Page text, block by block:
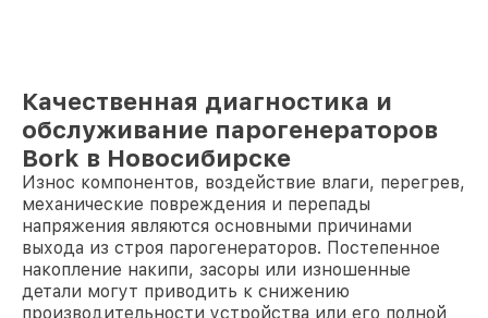
Качественная диагностика и
обслуживание парогенераторов
Bork в Новосибирске
Износ компонентов, воздействие влаги, перегрев,
механические повреждения и перепады
напряжения являются основными причинами
выхода из строя парогенераторов. Постепенное
накопление накипи, засоры или изношенные
детали могут приводить к снижению
производительности устройства или его полной